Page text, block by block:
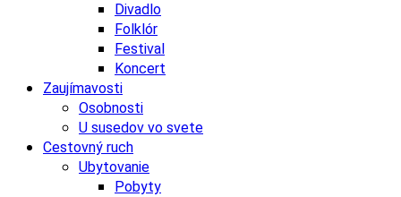
Divadlo
Folklór
Festival
Koncert
Zaujímavosti
Osobnosti
U susedov vo svete
Cestovný ruch
Ubytovanie
Pobyty